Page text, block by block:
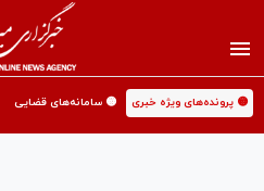
🟡 پرونده‌های ویژه خبری 🟡 سامانه‌های قضایی